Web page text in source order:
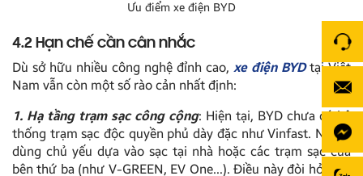
Ưu điểm xe điện BYD
4.2 Hạn chế cần cân nhắc
Dù sở hữu nhiều công nghệ đỉnh cao, xe điện BYDtại Việt
Nam vẫn còn một số rào cản nhất định:
1. Hạ tầng trạm sạc công cộng: Hiện tại, BYD chưa có hệ
thống trạm sạc độc quyền phủ dày đặc như Vinfast. Người
dùng chủ yếu dựa vào sạc tại nhà hoặc các trạm sạc của
bên thứ ba (như V-GREEN, EV One…). Điều này đòi hỏi bạn